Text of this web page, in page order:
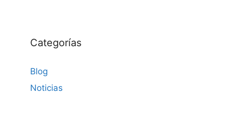
Categorías
Blog
Noticias